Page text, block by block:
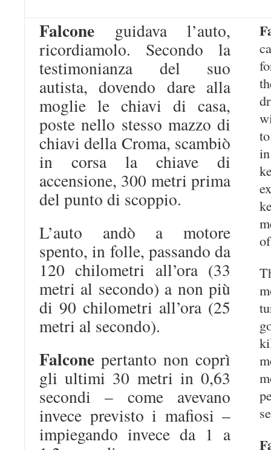
Falcone
guidava l’auto,
ricordiamolo. Secondo la
testimonianza del suo
autista, dovendo dare alla
moglie le chiavi di casa,
poste nello stesso mazzo di
chiavi della Croma, scambiò
in corsa la chiave di
accensione, 300 metri prima
del punto di scoppio.
L’auto andò a motore
spento, in folle, passando da
120 chilometri all’ora (33
metri al secondo) a non più
di 90 chilometri all’ora (25
metri al secondo).
Falcone pertanto non coprì
gli ultimi 30 metri in 0,63
secondi – come avevano
invece previsto i mafiosi –
impiegando invece da 1 a